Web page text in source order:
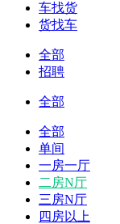
车找货
货找车
全部
招聘
全部
全部
单间
一房一厅
二房N厅
三房N厅
四房以上